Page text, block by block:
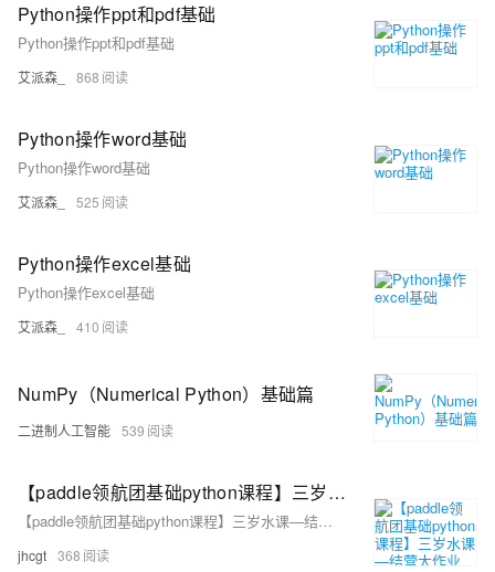
Python操作ppt和pdf基础
Python操作ppt和pdf基础
艾派森_ 868
Python操作word基础
Python操作word基础
艾派森_ 525
Python操作excel基础
Python操作excel基础
艾派森_ 410
NumPy（Numerical Python）基础篇
二进制人工智能 539
【paddle领航团基础python课程】三岁水课—结营大作业
【paddle领航团基础python课程】三岁水课—结营大作业
jhcgt 368